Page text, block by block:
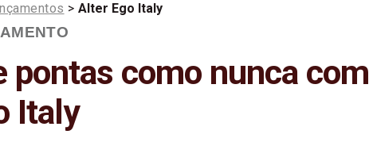
> Alter Ego Italy
pontas como nunca com
Italy